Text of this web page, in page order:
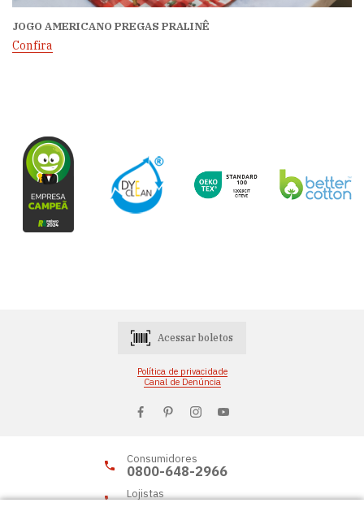
JOGO AMERICANO PREGAS PRALINÊ
Confira
Acessar boletos
Política de privacidade
Canal de Denúncia
Consumidores
0800-648-2966
Lojistas